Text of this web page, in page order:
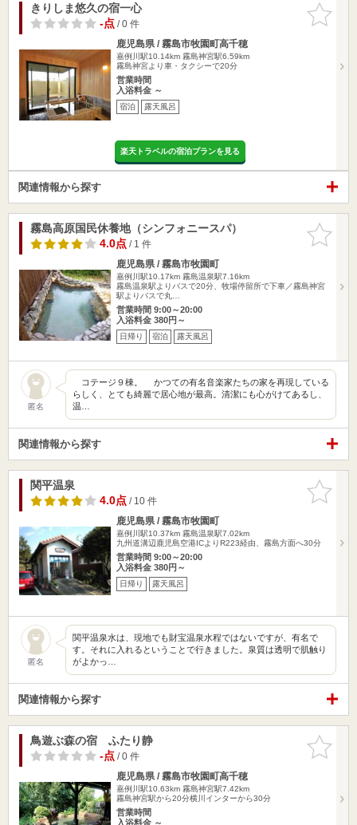
お気に入
りに追加
きりしま悠久の宿一心
-点/ 0 件
鹿児島県 / 霧島市牧園町高千穂
嘉例川駅10.14km 霧島神宮駅6.59km
霧島神宮より車・タクシーで20分
営業時間
入浴料金 ～
宿泊 露天風呂
楽天トラベルの宿泊プランを見る
関連情報から探す
お気に入
りに追加
霧島高原国民休養地（シンフォニースパ）
4.0点/ 1 件
鹿児島県 / 霧島市牧園町
嘉例川駅10.17km 霧島温泉駅7.16km
霧島温泉駅よりバスで20分、牧場停留所で下車／霧島神宮
駅よりバスで丸…
営業時間 9:00～20:00
入浴料金 380円～
日帰り 宿泊 露天風呂
匿名
コテージ９棟。 かつての有名音楽家たちの家を再現している
らしく、とても綺麗で居心地が最高。清潔にも心がけてあるし、
温…
関連情報から探す
お気に入
りに追加
関平温泉
4.0点/ 10 件
鹿児島県 / 霧島市牧園町
嘉例川駅10.37km 霧島温泉駅7.02km
九州道溝辺鹿児島空港ICよりR223経由、霧島方面へ30分
営業時間 9:00～20:00
入浴料金 380円～
日帰り 露天風呂
匿名
関平温泉水は、現地でも財宝温泉水程ではないですが、有名で
す。それに入れるということで行きました。泉質は透明で肌触り
がよかっ…
関連情報から探す
お気に入
りに追加
鳥遊ぶ森の宿 ふたり静
-点/ 0 件
鹿児島県 / 霧島市牧園町高千穂
嘉例川駅10.63km 霧島神宮駅7.42km
霧島神宮駅から20分横川インターから30分
営業時間
入浴料金 ～